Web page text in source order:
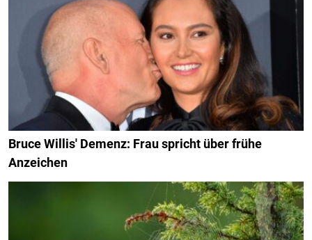
Bruce Willis' Demenz: Frau spricht über frühe
Anzeichen